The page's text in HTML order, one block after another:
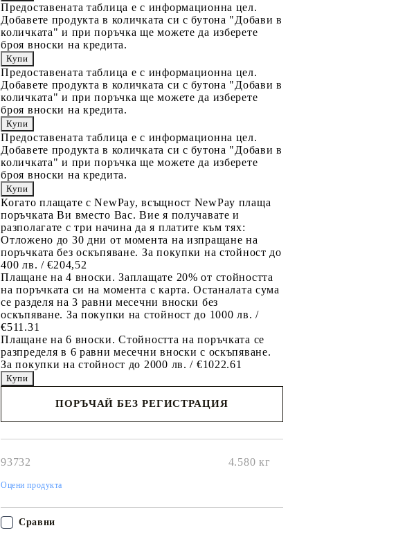
Предоставената таблица е с информационна цел.
Добавете продукта в количката си с бутона "Добави в
количката" и при поръчка ще можете да изберете
броя вноски на кредита.
Предоставената таблица е с информационна цел.
Добавете продукта в количката си с бутона "Добави в
количката" и при поръчка ще можете да изберете
броя вноски на кредита.
Предоставената таблица е с информационна цел.
Добавете продукта в количката си с бутона "Добави в
количката" и при поръчка ще можете да изберете
броя вноски на кредита.
Когато плащате с NewPay, всъщност NewPay плаща
поръчката Ви вместо Вас. Вие я получавате и
разполагате с три начина да я платите към тях:
Отложено до 30 дни от момента на изпращане на
поръчката без оскъпяване. За покупки на стойност до
400 лв. / €204,52
Плащане на 4 вноски. Заплащате 20% от стойността
на поръчката си на момента с карта. Останалата сума
се разделя на 3 равни месечни вноски без
оскъпяване. За покупки на стойност до 1000 лв. /
€511.31
Плащане на 6 вноски. Стойността на поръчката се
разпределя в 6 равни месечни вноски с оскъпяване.
За покупки на стойност до 2000 лв. / €1022.61
ПОРЪЧАЙ БЕЗ РЕГИСТРАЦИЯ
93732 4.580 кг
Оцени продукта
Сравни